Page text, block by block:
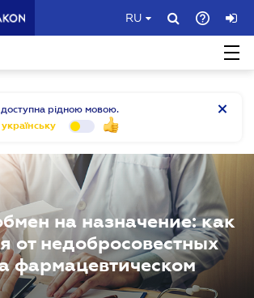
RU
доступна рідною мовою.
на назначение: как
от недобросовестных
фармацевтическом